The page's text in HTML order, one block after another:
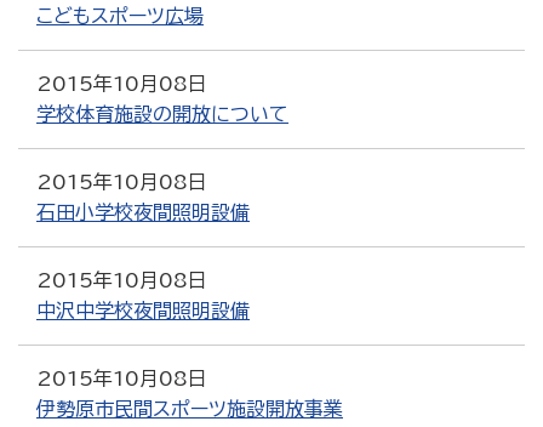
こどもスポーツ広場
2015年10月08日
学校体育施設の開放について
2015年10月08日
石田小学校夜間照明設備
2015年10月08日
中沢中学校夜間照明設備
2015年10月08日
伊勢原市民間スポーツ施設開放事業